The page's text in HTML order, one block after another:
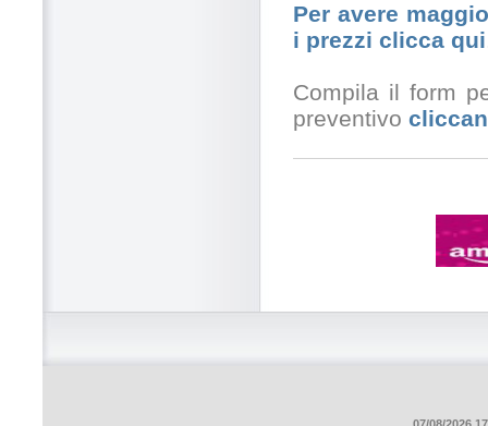
Per avere
i prezzi clicca qui
Compila il form
preventivo